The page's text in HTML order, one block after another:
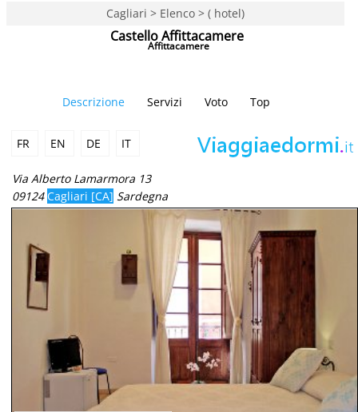
Cagliari > Elenco > ( hotel)
Castello Affittacamere
Affittacamere
Descrizione Servizi Voto Top
FR EN DE IT
Via Alberto Lamarmora 13
09124Cagliari [CA] Sardegna